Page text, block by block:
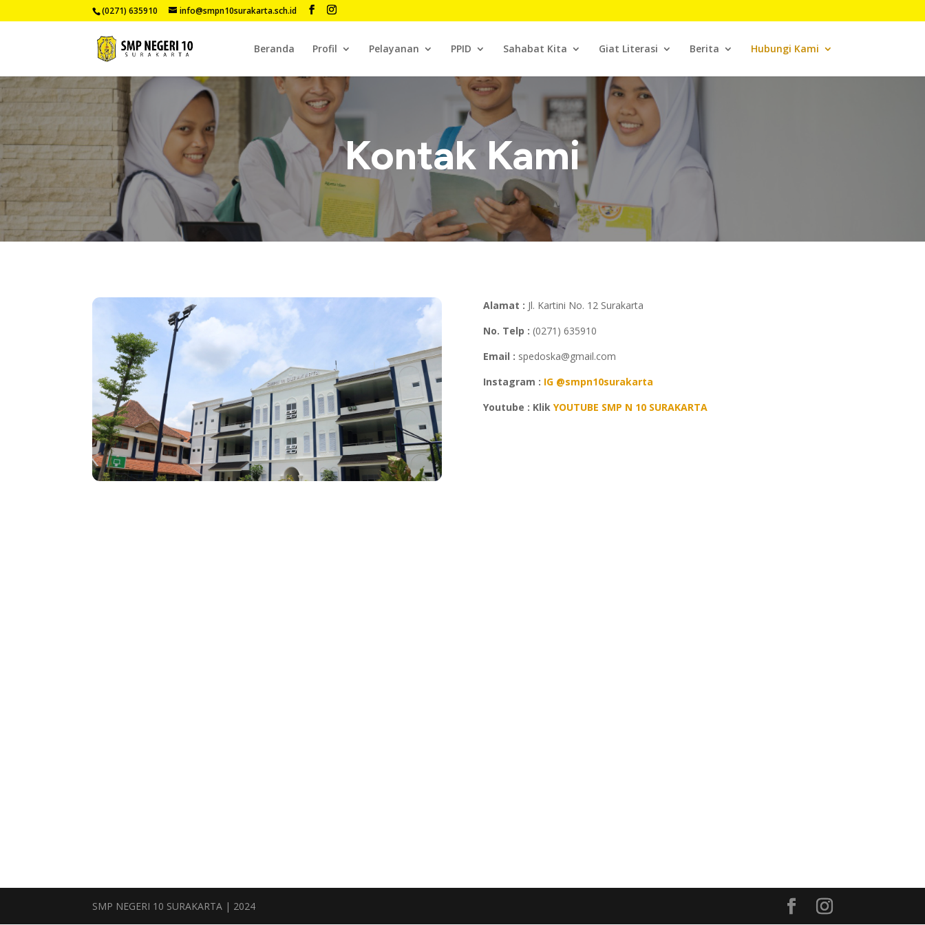
(0271) 635910 info@smpn10surakarta.sch.id
Beranda Profil Pelayanan PPID Sahabat Kita Giat Literasi Berita Hubungi Kami
Kontak Kami
Alamat : Jl. Kartini No. 12 Surakarta
No. Telp : (0271) 635910
Email : spedoska@gmail.com
Instagram : IG @smpn10surakarta
Youtube : Klik YOUTUBE SMP N 10 SURAKARTA
SMP NEGERI 10 SURAKARTA | 2024